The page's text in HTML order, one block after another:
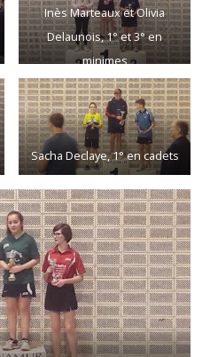
Inès Marteaux et Olivia
Delaunois, 1° et 3° en
minimes
Sacha Declaye, 1° en cadets